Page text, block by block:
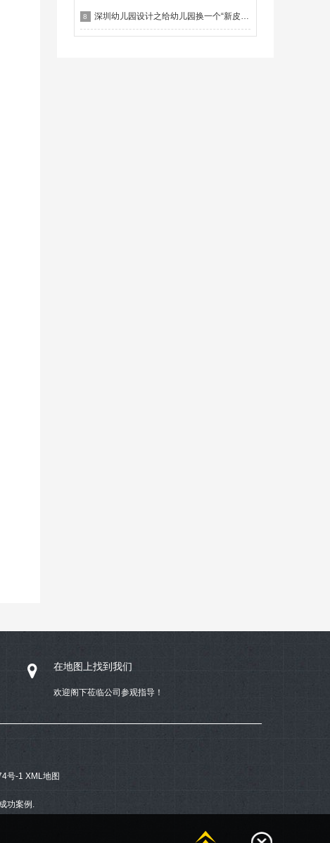
8 深圳幼儿园设计之给幼儿园换一个“新皮肤”
在地图上找到我们
欢迎阁下莅临公司参观指导！
号-1 XML地图
功案例.